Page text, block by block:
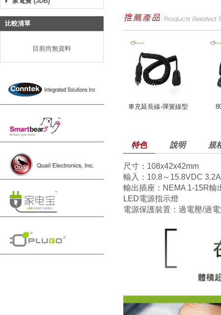
比較清單
目前尚無資料
車充延長線-彈簧線型
特色 說明 規
尺寸：108x42x42mm
輸入：10.8～15.8VDC
輸出插座：NEMA 1-15R輸
LED電源指示燈
電源保護裝置：過電壓/過